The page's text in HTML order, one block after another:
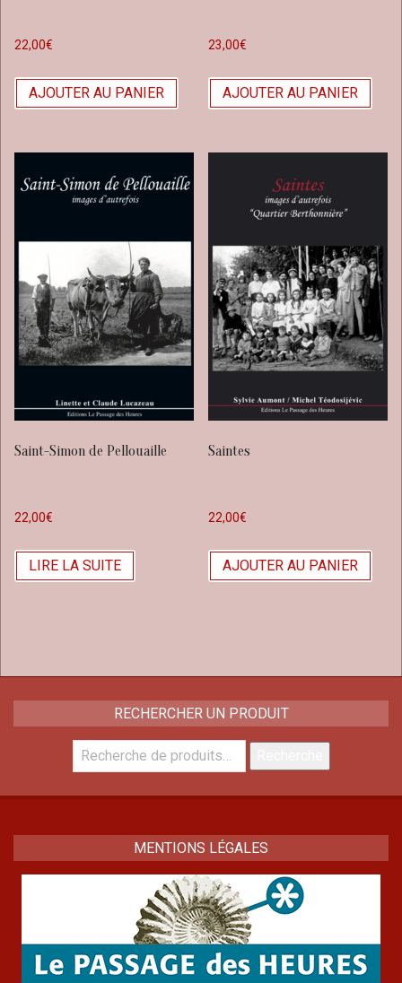
22,00€
AJOUTER AU PANIER
23,00€
AJOUTER AU PANIER
Saint-Simon de Pellouaille
22,00€
LIRE LA SUITE
Saintes
22,00€
AJOUTER AU PANIER
RECHERCHER UN PRODUIT
Recherche
pour :
MENTIONS LÉGALES